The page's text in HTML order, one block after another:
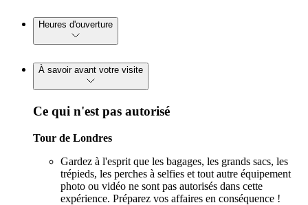
Heures d'ouverture
À savoir avant votre visite
Ce qui n'est pas autorisé
Tour de Londres
Gardez à l'esprit que les bagages, les grands sacs, les
trépieds, les perches à selfies et tout autre équipement
photo ou vidéo ne sont pas autorisés dans cette
expérience. Préparez vos affaires en conséquence !